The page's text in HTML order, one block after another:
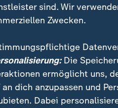
sind. Wir
Zwecken.
Die
ermöglicht uns,
an dich anzupassen und
Dabei